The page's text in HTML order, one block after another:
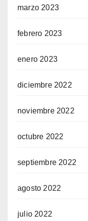
marzo 2023
febrero 2023
enero 2023
diciembre 2022
noviembre 2022
octubre 2022
septiembre 2022
agosto 2022
julio 2022